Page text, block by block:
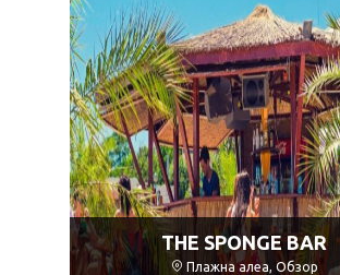
THE SPONGE BAR
Плажна алеа, Обзор